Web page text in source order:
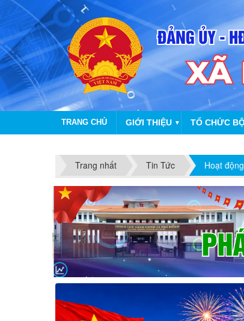
TRANG CHỦ GIỚI THIỆU ▼ TỔ CHỨC
Trang nhất
Tin Tức Hoạt